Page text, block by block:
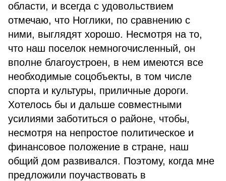
области, и всегда с удовольствием
отмечаю, что Ноглики, по сравнению с
ними, выглядят хорошо. Несмотря на то,
что наш поселок немногочисленный, он
вполне благоустроен, в нем имеются все
необходимые соцобъекты, в том числе
спорта и культуры, приличные дороги.
Хотелось бы и дальше совместными
усилиями заботиться о районе, чтобы,
несмотря на непростое политическое и
финансовое положение в стране, наш
общий дом развивался. Поэтому, когда мне
предложили поучаствовать в